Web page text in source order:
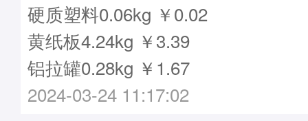
硬质塑料0.06kg ￥0.02
黄纸板4.24kg ￥3.39
铝拉罐0.28kg ￥1.67
2024-03-24 11:17:02